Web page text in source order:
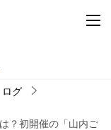
ログ
？初開催の「山内ご